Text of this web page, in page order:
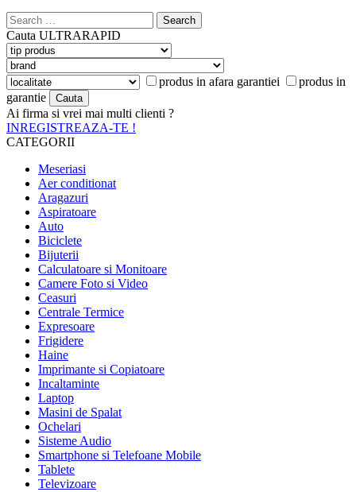
Search
for:
Cauta ULTRARAPID
produs in afara garantiei
produs in
garantie
Ai firma si vrei mai multi clienti ?
INREGISTREAZA-TE !
CATEGORII
Meseriasi
Aer conditionat
Aragazuri
Aspiratoare
Auto
Biciclete
Bijuterii
Calculatoare si Monitoare
Camere Foto si Video
Ceasuri
Centrale Termice
Expresoare
Frigidere
Haine
Imprimante si Copiatoare
Incaltaminte
Laptop
Masini de Spalat
Ochelari
Sisteme Audio
Smartphone si Telefoane Mobile
Tablete
Televizoare